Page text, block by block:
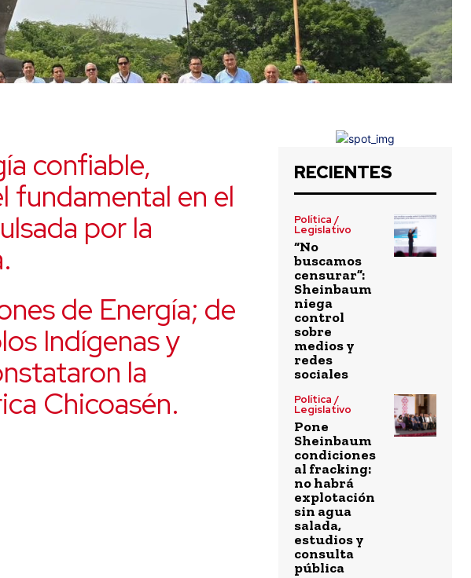
confiable,
fundamental en el
por la
de Energía; de
Indígenas y
la
Chicoasén.
RECIENTES
Política /
Legislativo
“No
buscamos
censurar”:
Sheinbaum
niega
control
sobre
medios y
redes
sociales
Política /
Legislativo
Pone
Sheinbaum
condiciones
al fracking:
no habrá
explotación
sin agua
salada,
estudios y
consulta
pública